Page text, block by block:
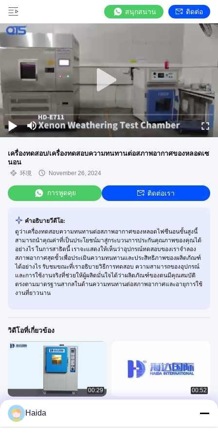
สนุกสนาน ติดต่อ
เครื่องทดสอบ/เครื่องทดสอบความทนทานต่อสภาพอากาศของหลอดเซ
นอน
环境 November 26, 2024
การพูดคุย ติดต่อเรา
คําอธิบายวีดีโอ:
ดูว่าเครื่องทดสอบความทนทานต่อสภาพอากาศของหลอดไฟซีนอนขั้นสูงนี้
สามารถนำคุณค่าที่เป็นประโยชน์มาสู่กระบวนการประกันคุณภาพของคุณได้
อย่างไร ในการสาธิตนี้ เราจะแสดงให้เห็นว่าอุปกรณ์ทดสอบของเราจำลอง
สภาพอากาศสุดขั้วเพื่อประเมินความทนทานและประสิทธิภาพของผลิตภัณฑ์
ได้อย่างไร รับชมขณะที่เราอธิบายวิธีการทดสอบ ความสามารถของอุปกรณ์
และการใช้งานจริงที่ช่วยให้ผู้ผลิตมั่นใจได้ว่าผลิตภัณฑ์ของตนมีคุณสมบัติ
ตรงตามมาตรฐานสากลในด้านความทนทานต่อสภาพอากาศและอายุการใช้
งานที่ยาวนาน
วิดีโอที่เกี่ยวข้อง
00:29
ห้องทดสอบการระเหยที่เร่งรัดกันการ
เหลือง
环境
00:52
Haida